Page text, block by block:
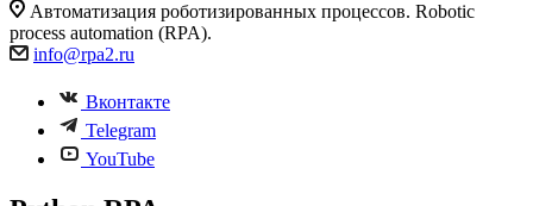
Автоматизация роботизированных процессов. Robotic
process automation (RPA).
info@rpa2.ru
Вконтакте
Telegram
YouTube